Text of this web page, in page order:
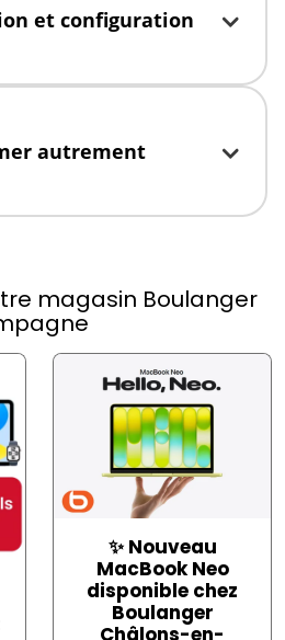
content
et configuration
content
autrement
magasin Boulanger
✨ Nouveau
MacBook Neo
disponible chez
Boulanger